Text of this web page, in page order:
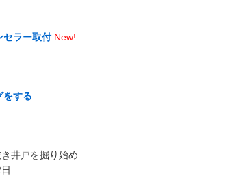
セラー取付New!
をする
井戸を掘り始め